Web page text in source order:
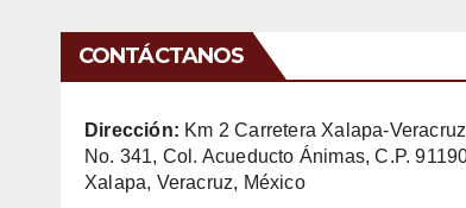
CONTÁCTANOS
Dirección: Km 2 Carretera Xalapa-
No. 341, Col. Acueducto Ánimas, C.P.
Xalapa, Veracruz, México